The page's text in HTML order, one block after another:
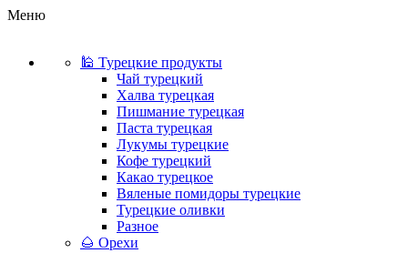
Меню
🕌 Турецкие продукты
Чай турецкий
Халва турецкая
Пишмание турецкая
Паста турецкая
Лукумы турецкие
Кофе турецкий
Какао турецкое
Вяленые помидоры турецкие
Турецкие оливки
Разное
🌰 Орехи